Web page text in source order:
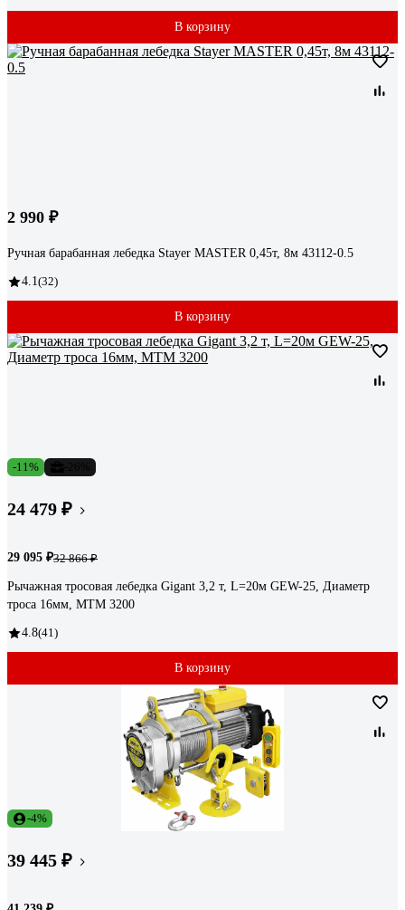
В корзину
2 990 ₽
Ручная барабанная лебедка Stayer MASTER 0,45т, 8м 43112-0.5
4.1(32)
В корзину
-11%
24 479 ₽
29 095 ₽32 866 ₽
Рычажная тросовая лебедка Gigant 3,2 т, L=20м GEW-25, Диаметр
троса 16мм, МТМ 3200
4.8(41)
В корзину
-4%
39 445 ₽